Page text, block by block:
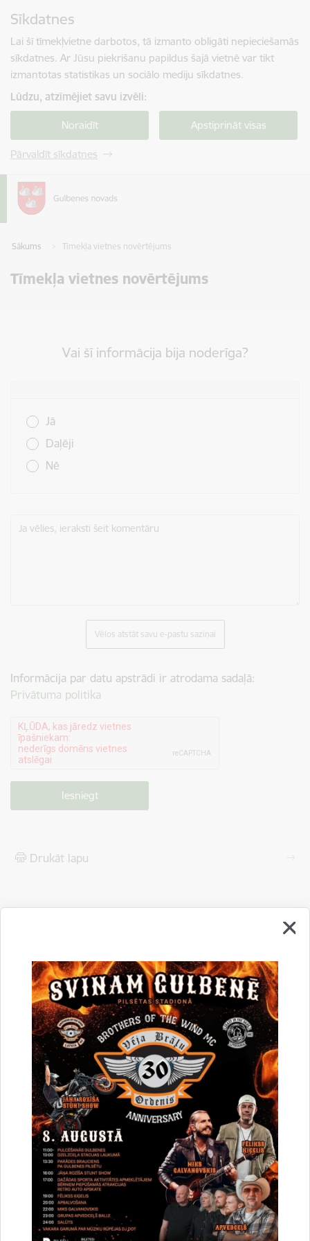
Sīkdatnes
Lai šī tīmekļvietne darbotos, tā izmanto obligāti nepieciešamās
sīkdatnes. Ar Jūsu piekrišanu papildus šajā vietnē var tikt
izmantotas statistikas un sociālo mediju sīkdatnes.
Lūdzu, atzīmējiet savu izvēli:
Noraidīt Apstiprināt visas
Pārvaldīt sīkdatnes
Sākums Tīmekļa vietnes novērtējums
Tīmekļa vietnes novērtējums
Vai šī informācija bija noderīga?
Jā
Daļēji
Nē
Ja vēlies, ieraksti šeit komentāru
Vēlos atstāt savu e-pastu saziņai
Informācija par datu apstrādi ir atrodama sadaļā:
Privātuma politika
Drukāt lapu
Vai šī informācija bija noderīga?
Sniegt atsauksmi
Esi pirmais, kurš uzzina!